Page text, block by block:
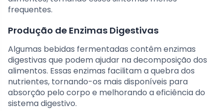
frequentes.
Produção de Enzimas Digestivas
Algumas bebidas fermentadas contêm enzimas
digestivas que podem ajudar na decomposição dos
alimentos. Essas enzimas facilitam a quebra dos
nutrientes, tornando-os mais disponíveis para
absorção pelo corpo e melhorando a eficiência do
sistema digestivo.